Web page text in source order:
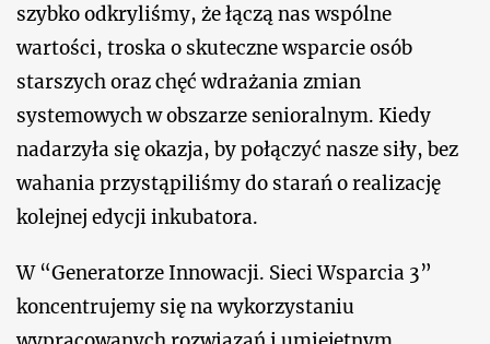
szybko odkryliśmy, że łączą nas wspólne
wartości, troska o skuteczne wsparcie osób
starszych oraz chęć wdrażania zmian
systemowych w obszarze senioralnym. Kiedy
nadarzyła się okazja, by połączyć nasze siły, bez
wahania przystąpiliśmy do starań o realizację
kolejnej edycji inkubatora.
W “Generatorze Innowacji. Sieci Wsparcia 3”
koncentrujemy się na wykorzystaniu